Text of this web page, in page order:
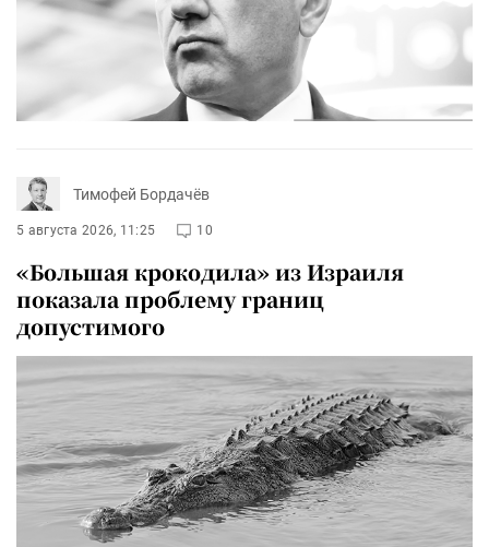
Тимофей Бордачёв
5 августа 2026, 11:25 10
«Большая крокодила» из Израиля
показала проблему границ
допустимого